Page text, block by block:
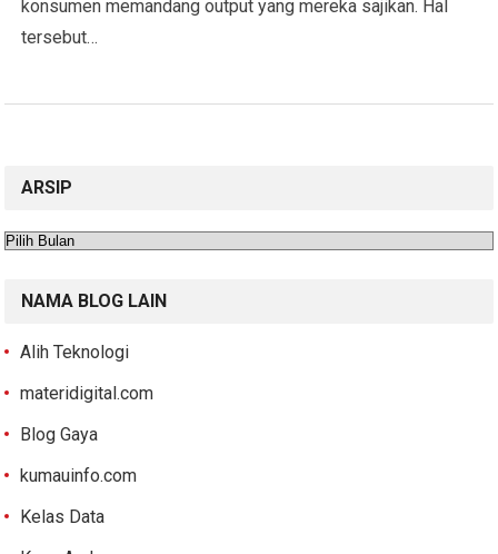
konsumen memandang output yang mereka sajikan. Hal
tersebut…
ARSIP
Arsip
NAMA BLOG LAIN
Alih Teknologi
materidigital.com
Blog Gaya
kumauinfo.com
Kelas Data